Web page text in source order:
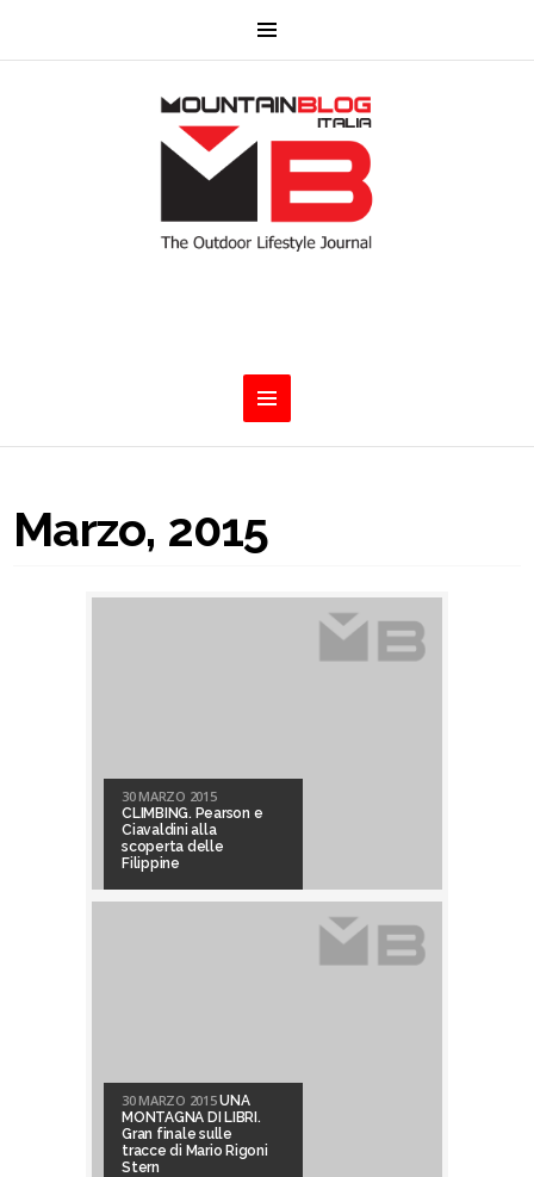
Marzo, 2015
30 MARZO 2015
CLIMBING. Pearson e
Ciavaldini alla
scoperta delle
Filippine
30 MARZO 2015UNA
MONTAGNA DI LIBRI.
Gran finale sulle
tracce di Mario Rigoni
Stern